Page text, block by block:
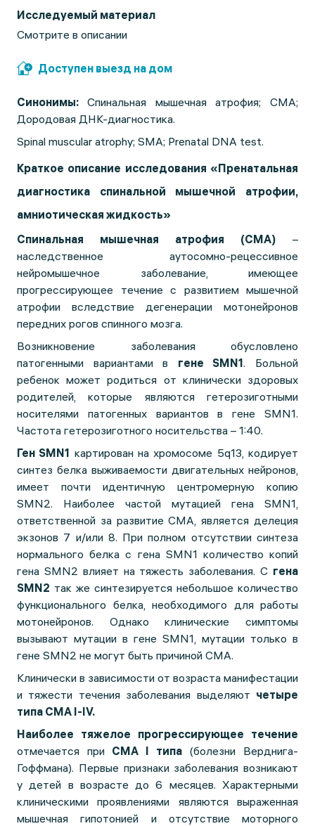
Исследуемый материал
Смотрите в описании
Доступен выезд на дом
Синонимы: Спинальная мышечная атрофия; СМА;
Дородовая ДНК-диагностика.
Spinal muscular atrophy; SMA; Prenatal DNA test.
Краткое описание исследования «Пренатальная
диагностика спинальной мышечной атрофии,
амниотическая жидкость»
Спинальная мышечная атрофия (СМА) –
наследственное аутосомно-рецессивное
нейромышечное заболевание, имеющее
прогрессирующее течение с развитием мышечной
атрофии вследствие дегенерации мотонейронов
передних рогов спинного мозга.
Возникновение заболевания обусловлено
патогенными вариантами в гене SMN1. Больной
ребенок может родиться от клинически здоровых
родителей, которые являются гетерозиготными
носителями патогенных вариантов в гене SMN1.
Частота гетерозиготного носительства – 1:40.
Ген SMN1 картирован на хромосоме 5q13, кодирует
синтез белка выживаемости двигательных нейронов,
имеет почти идентичную центромерную копию
SMN2. Наиболее частой мутацией гена SMN1,
ответственной за развитие СМА, является делеция
экзонов 7 и/или 8. При полном отсутствии синтеза
нормального белка с гена SMN1 количество копий
гена SMN2 влияет на тяжесть заболевания. С гена
SMN2 так же синтезируется небольшое количество
функционального белка, необходимого для работы
мотонейронов. Однако клинические симптомы
вызывают мутации в гене SMN1, мутации только в
гене SMN2 не могут быть причиной СМА.
Клинически в зависимости от возраста манифестации
и тяжести течения заболевания выделяют четыре
типа СМА I-IV.
Наиболее тяжелое прогрессирующее течение
отмечается при СМА I типа(болезни Верднига-
Гоффмана). Первые признаки заболевания возникают
у детей в возрасте до 6 месяцев. Характерными
клиническими проявлениями являются выраженная
мышечная гипотонией и отсутствие моторного